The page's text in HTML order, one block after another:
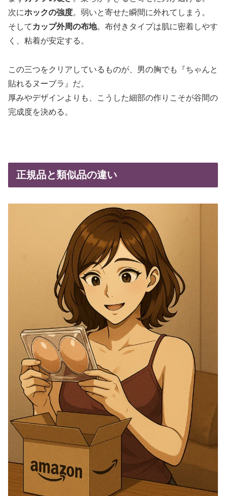
次にホックの強度。弱いと寄せた瞬間に外れてしまう。
そして カップ外周の布地。布付きタイプは肌に密着しやす
く、粘着が安定する。
この三つをクリアしているものが、男の胸でも『ちゃんと
貼れるヌーブラ』だ。
厚みやデザインよりも、こうした細部の作りこそが谷間の
完成度を決める。
正規品と類似品の違い